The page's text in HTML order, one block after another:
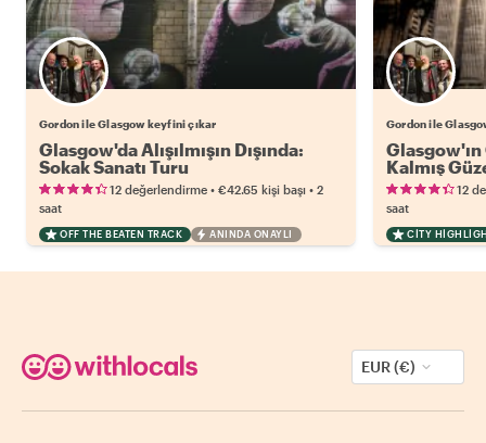
Gordon ile Glasgow keyfini çıkar
Glasgow'da Alışılmışın Dışında:
Sokak Sanatı Turu
12 değerlendirme • €42.65 kişi başı • 2
saat
OFF THE BEATEN TRACK ANINDA ONAYLI
Gordon ile
Glasgow'ın
Kalmış
12
saat
CITY
EUR (€)